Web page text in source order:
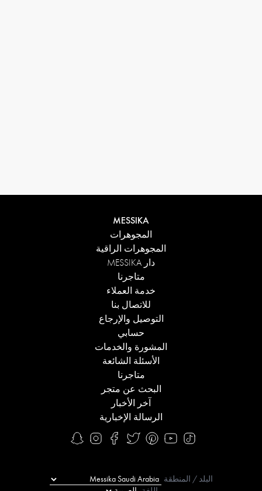
MESSIKA
المجوهرات
المجوهرات الراقية
دار MESSIKA
متاجرنا
خدمة العملاء
للاتصال بنا
التوصيل والإرجاع
حسابي
المشورة والخدمات
الأسئلة الشائعة
متاجرنا
البحث عن متجر
آخر الأخبار
الرسالة الإخبارية
البلد / المنطقة